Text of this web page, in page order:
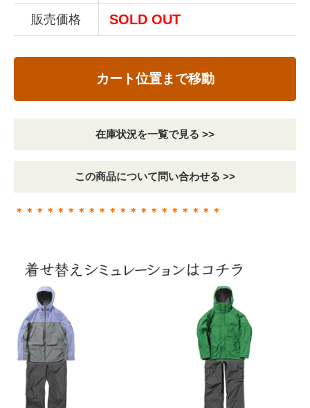
販売価格 SOLD OUT
カート位置まで移動
在庫状況を一覧で見る >>
この商品について問い合わせる >>
＊＊＊＊＊＊＊＊＊＊＊＊＊＊＊＊＊＊＊＊